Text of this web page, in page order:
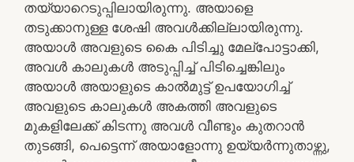
തയ്യാറെടുപ്പിലായിരുന്നു. അയാളെ
തടുക്കാനുള്ള ശേഷി അവൾക്കില്ലായിരുന്നു.
അയാൾ അവളുടെ കൈ പിടിച്ചു മേല്പോട്ടാക്കി,
അവൾ കാലുകൾ അടുപ്പിച്ച് പിടിച്ചെങ്കിലും
അയാൾ അയാളുടെ കാൽമുട്ട് ഉപയോഗിച്ച്
അവളുടെ കാലുകൾ അകത്തി അവളുടെ
മുകളിലേക്ക് കിടന്നു അവൾ വീണ്ടും കുതറാൻ
തുടങ്ങി, പെട്ടെന്ന് അയാളോന്നു ഉയ്യർന്നുതാഴ്ന്നു,